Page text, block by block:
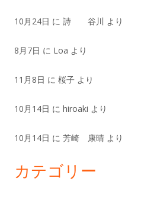
10月24日 に 詩 谷川 より
8月7日 に Loa より
11月8日 に 桜子 より
10月14日 に hiroaki より
10月14日 に 芳崎 康晴 より
カテゴリー